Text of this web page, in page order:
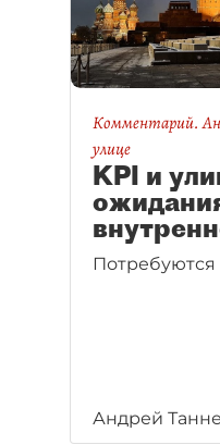
Комментарий.
улице
KPI и
Андрей